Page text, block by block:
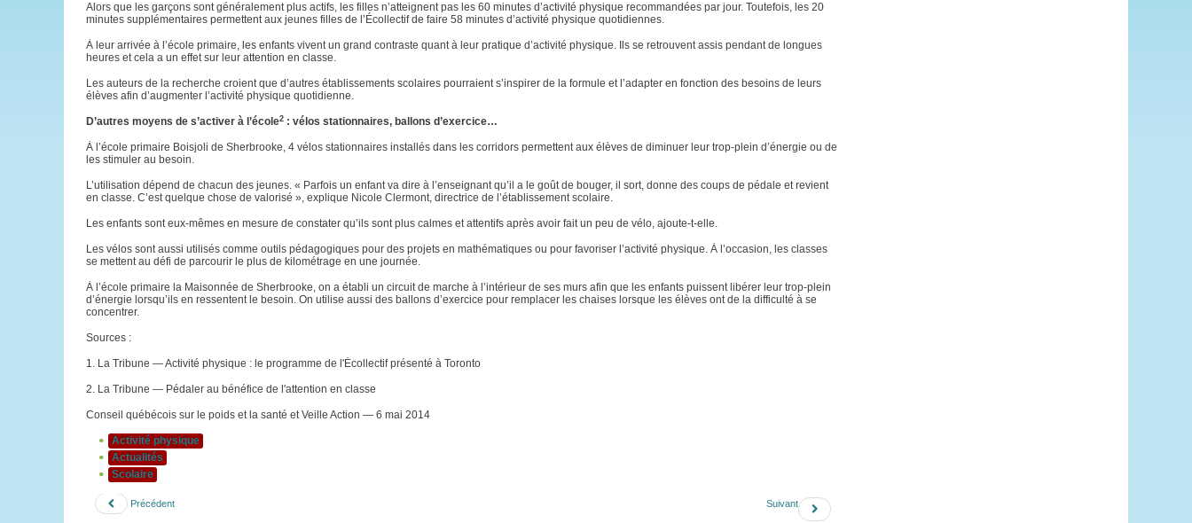
Alors que les garçons sont généralement plus actifs, les filles n’atteignent pas les 60 minutes d’activité physique recommandées par jour. Toutefois, les 20
minutes supplémentaires permettent aux jeunes filles de l’Écollectif de faire 58 minutes d’activité physique quotidiennes.
À leur arrivée à l’école primaire, les enfants vivent un grand contraste quant à leur pratique d’activité physique. Ils se retrouvent assis pendant de longues
heures et cela a un effet sur leur attention en classe.
Les auteurs de la recherche croient que d’autres établissements scolaires pourraient s’inspirer de la formule et l’adapter en fonction des besoins de leurs
élèves afin d’augmenter l’activité physique quotidienne.
D’autres moyens de s’activer à l’école2 : vélos stationnaires, ballons d’exercice…
À l’école primaire Boisjoli de Sherbrooke, 4 vélos stationnaires installés dans les corridors permettent aux élèves de diminuer leur trop-plein d’énergie ou de
les stimuler au besoin.
L’utilisation dépend de chacun des jeunes. « Parfois un enfant va dire à l’enseignant qu’il a le goût de bouger, il sort, donne des coups de pédale et revient
en classe. C’est quelque chose de valorisé », explique Nicole Clermont, directrice de l’établissement scolaire.
Les enfants sont eux-mêmes en mesure de constater qu’ils sont plus calmes et attentifs après avoir fait un peu de vélo, ajoute-t-elle.
Les vélos sont aussi utilisés comme outils pédagogiques pour des projets en mathématiques ou pour favoriser l’activité physique. À l’occasion, les classes
se mettent au défi de parcourir le plus de kilométrage en une journée.
À l’école primaire la Maisonnée de Sherbrooke, on a établi un circuit de marche à l’intérieur de ses murs afin que les enfants puissent libérer leur trop-plein
d’énergie lorsqu’ils en ressentent le besoin. On utilise aussi des ballons d’exercice pour remplacer les chaises lorsque les élèves ont de la difficulté à se
concentrer.
Sources :
1. La Tribune — Activité physique : le programme de l'Écollectif présenté à Toronto
2. La Tribune — Pédaler au bénéfice de l'attention en classe
Conseil québécois sur le poids et la santé et Veille Action — 6 mai 2014
Activité physique
Actualités
Scolaire
Précédent Suivant